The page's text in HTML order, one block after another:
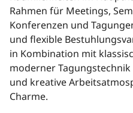
Rahmen für Meetings,
Konferenzen und
und flexible
in Kombination mit
moderner
und kreative
Charme.